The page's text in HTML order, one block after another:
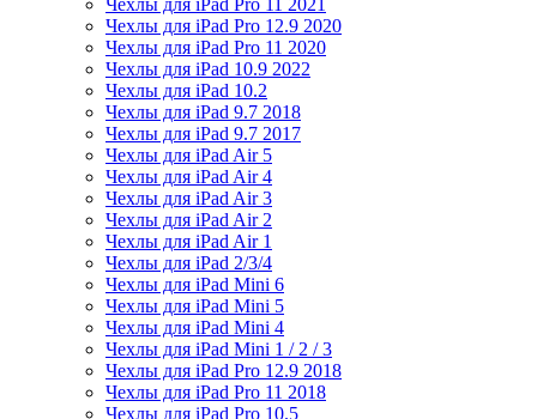
Чехлы для iPad Pro 11 2021
Чехлы для iPad Pro 12.9 2020
Чехлы для iPad Pro 11 2020
Чехлы для iPad 10.9 2022
Чехлы для iPad 10.2
Чехлы для iPad 9.7 2018
Чехлы для iPad 9.7 2017
Чехлы для iPad Air 5
Чехлы для iPad Air 4
Чехлы для iPad Air 3
Чехлы для iPad Air 2
Чехлы для iPad Air 1
Чехлы для iPad 2/3/4
Чехлы для iPad Mini 6
Чехлы для iPad Mini 5
Чехлы для iPad Mini 4
Чехлы для iPad Mini 1 / 2 / 3
Чехлы для iPad Pro 12.9 2018
Чехлы для iPad Pro 11 2018
Чехлы для iPad Pro 10.5